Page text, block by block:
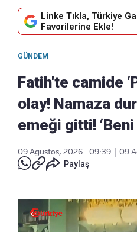
Linke Tıkla, Türkiye
Favorilerine Ekle!
GÜNDEM
Fatih'te camide
olay! Namaza
emeği gitti!
09 Ağustos, 2026 - 09:39
09
Paylaş